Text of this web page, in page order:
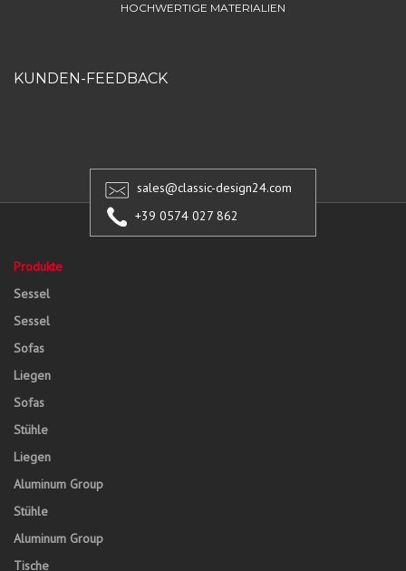
HOCHWERTIGE MATERIALIEN
KUNDEN-FEEDBACK
sales@classic-design24.com
+39 0574 027 862
Produkte
Sessel
Sessel
Sofas
Liegen
Sofas
Stühle
Liegen
Aluminum Group
Stühle
Aluminum Group
Tische